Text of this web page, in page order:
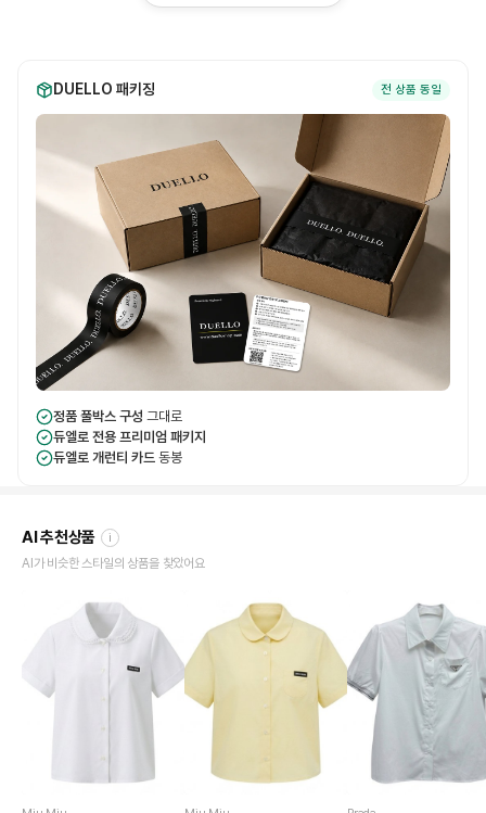
DUELLO 패키징 전 상품 동일
정품 풀박스 구성 그대로
듀엘로 전용 프리미엄 패키지
듀엘로 개런티 카드 동봉
AI 추천상품 i
AI가 비슷한 스타일의 상품을 찾았어요